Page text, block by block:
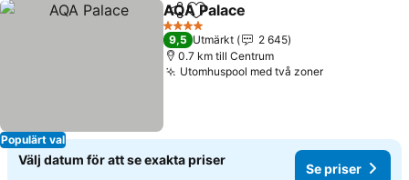
Populärt val
Dela Lägg till i Mina Favoriter
AQA Palace
4 Stjärnor
9,5 Utmärkt
2 645
0.7 km till Centrum
Utomhuspool med två zonerSe priser
Välj datum för att se exakta priser
Se priser